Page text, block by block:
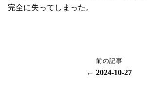
完全に失ってしまった。
前の記事
← 2024-10-27